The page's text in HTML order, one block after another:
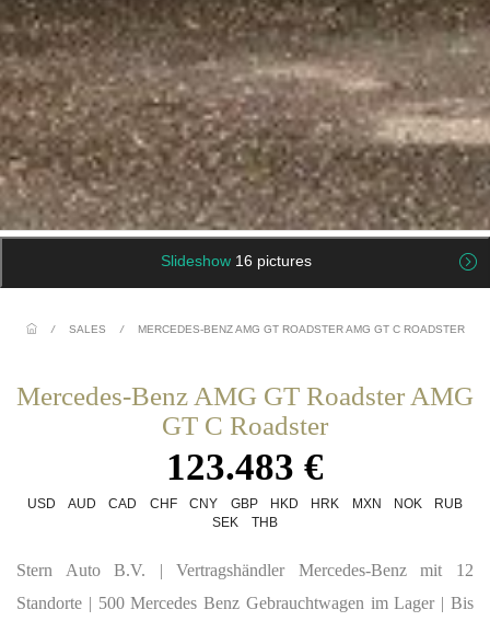
Slideshow 16 pictures
/ SALES / MERCEDES-BENZ AMG GT ROADSTER AMG GT C ROADSTER
Mercedes-Benz AMG GT Roadster AMG
GT C Roadster
123.483 €
USD AUD CAD CHF CNY GBP HKD HRK MXN NOK
RUB
SEK
THB
Stern Auto B.V. | Vertragshändler Mercedes-Benz mit 12
Standorte | 500 Mercedes Benz Gebrauchtwagen im Lager | Bis